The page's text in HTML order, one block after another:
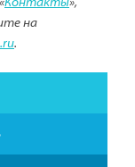
Контакты»,
на
.